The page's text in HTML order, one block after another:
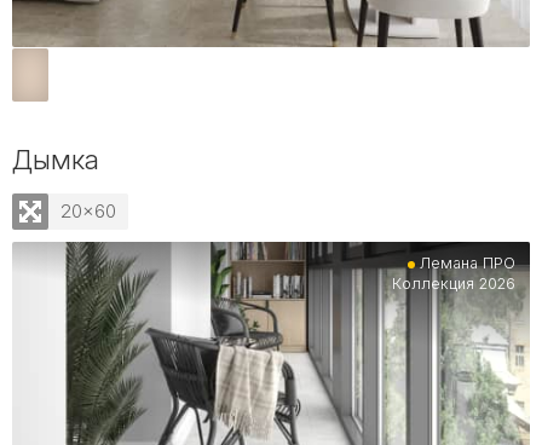
Дымка
20x60
Лемана ПРО
Коллекция 2026